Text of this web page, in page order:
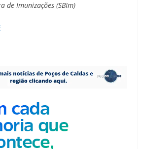
de Imunizações (SBIm)